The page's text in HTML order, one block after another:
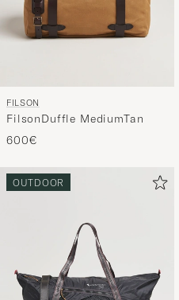
FILSON
FilsonDuffle MediumTan
600€
OUTDOOR